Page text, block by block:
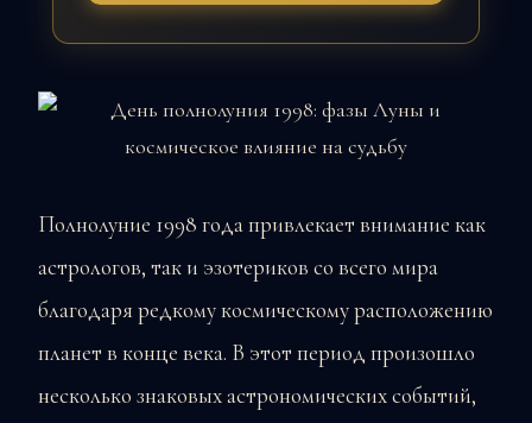
Полнолуние 1998 года привлекает внимание как
астрологов, так и эзотериков со всего мира
благодаря редкому космическому расположению
планет в конце века. В этот период произошло
несколько знаковых астрономических событий,